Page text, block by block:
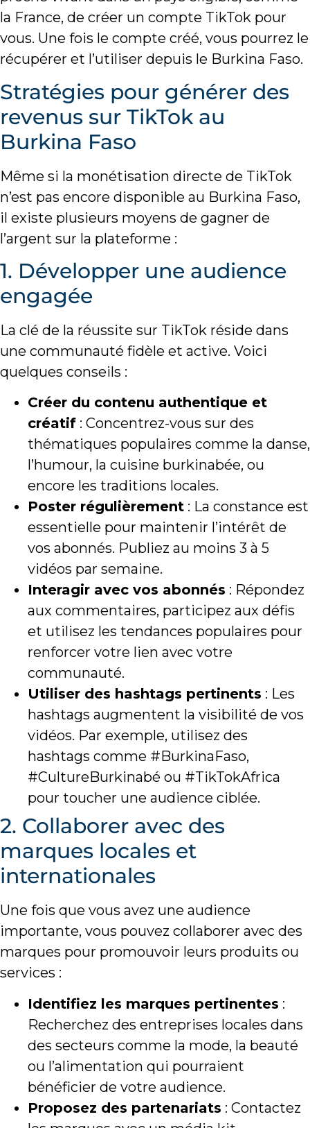
la France, de créer un compte TikTok pour
vous. Une fois le compte créé, vous pourrez le
récupérer et l’utiliser depuis le Burkina Faso.
Stratégies pour générer des
revenus sur TikTok au
Burkina Faso
Même si la monétisation directe de TikTok
n’est pas encore disponible au Burkina Faso,
il existe plusieurs moyens de gagner de
l’argent sur la plateforme :
1. Développer une audience
engagée
La clé de la réussite sur TikTok réside dans
une communauté fidèle et active. Voici
quelques conseils :
Créer du contenu authentique et
créatif : Concentrez-vous sur des
thématiques populaires comme la danse,
l’humour, la cuisine burkinabée, ou
encore les traditions locales.
Poster régulièrement : La constance est
essentielle pour maintenir l’intérêt de
vos abonnés. Publiez au moins 3 à 5
vidéos par semaine.
Interagir avec vos abonnés : Répondez
aux commentaires, participez aux défis
et utilisez les tendances populaires pour
renforcer votre lien avec votre
communauté.
Utiliser des hashtags pertinents : Les
hashtags augmentent la visibilité de vos
vidéos. Par exemple, utilisez des
hashtags comme #BurkinaFaso,
#CultureBurkinabé ou #TikTokAfrica
pour toucher une audience ciblée.
2. Collaborer avec des
marques locales et
internationales
Une fois que vous avez une audience
importante, vous pouvez collaborer avec des
marques pour promouvoir leurs produits ou
services :
Identifiez les marques pertinentes :
Recherchez des entreprises locales dans
des secteurs comme la mode, la beauté
ou l’alimentation qui pourraient
bénéficier de votre audience.
Proposez des partenariats : Contactez